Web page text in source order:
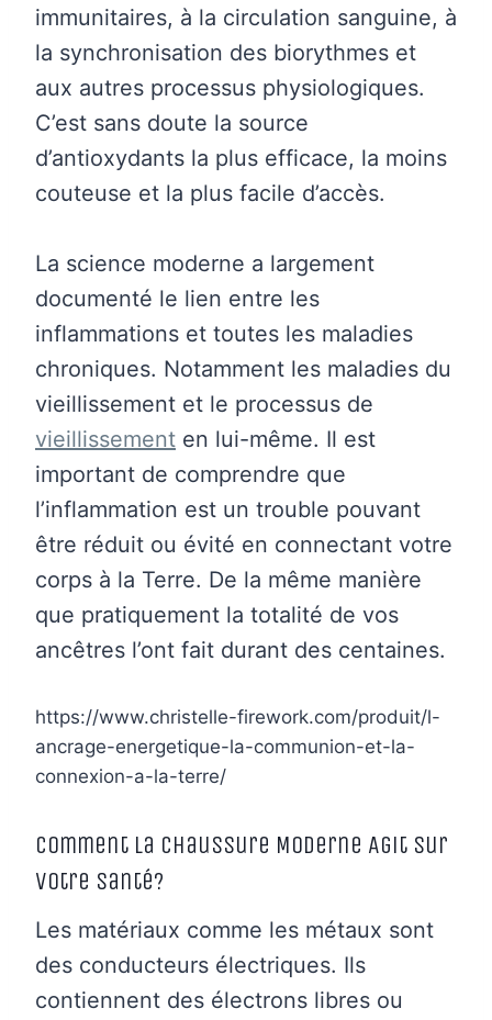
immunitaires, à la circulation sanguine, à
la synchronisation des biorythmes et
aux autres processus physiologiques.
C’est sans doute la source
d’antioxydants la plus efficace, la moins
couteuse et la plus facile d’accès.
La science moderne a largement
documenté le lien entre les
inflammations et toutes les maladies
chroniques. Notamment les maladies du
vieillissement et le processus de
vieillissement en lui-même. Il est
important de comprendre que
l’inflammation est un trouble pouvant
être réduit ou évité en connectant votre
corps à la Terre. De la même manière
que pratiquement la totalité de vos
ancêtres l’ont fait durant des centaines.
https://www.christelle-firework.com/produit/l-
ancrage-energetique-la-communion-et-la-
connexion-a-la-terre/
Comment la Chaussure Moderne Agit sur
Votre Santé?
Les matériaux comme les métaux sont
des conducteurs électriques. Ils
contiennent des électrons libres ou